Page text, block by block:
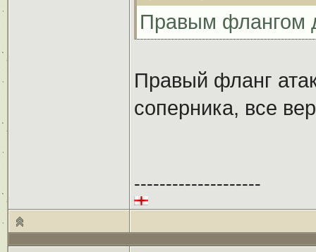
Правым флангом
Правый фланг
соперника, все
--------------------